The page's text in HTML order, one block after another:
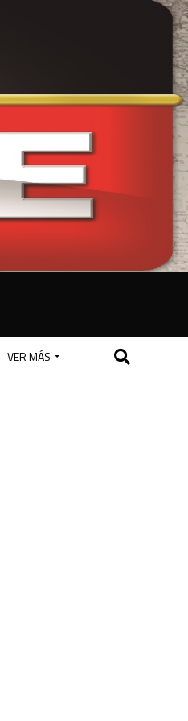
VER MÁS